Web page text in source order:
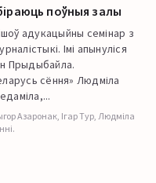
поўныя залы
адукацыйны семінар з
Імі апынуліся
Прыдыбайла.
сёння» Людміла
Азаронак, Ігар Тур, Людміла